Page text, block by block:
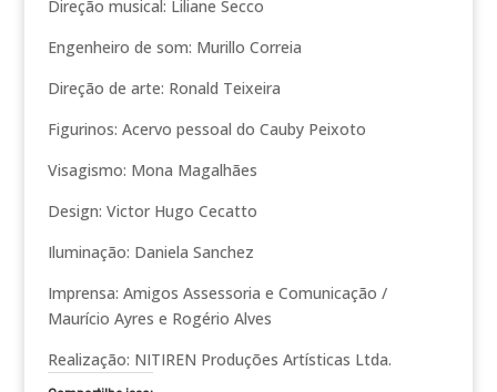
Direção musical: Liliane Secco
Engenheiro de som: Murillo Correia
Direção de arte: Ronald Teixeira
Figurinos: Acervo pessoal do Cauby Peixoto
Visagismo: Mona Magalhães
Design: Victor Hugo Cecatto
Iluminação: Daniela Sanchez
Imprensa: Amigos Assessoria e Comunicação /
Maurício Ayres e Rogério Alves
Realização: NITIREN Produções Artísticas Ltda.